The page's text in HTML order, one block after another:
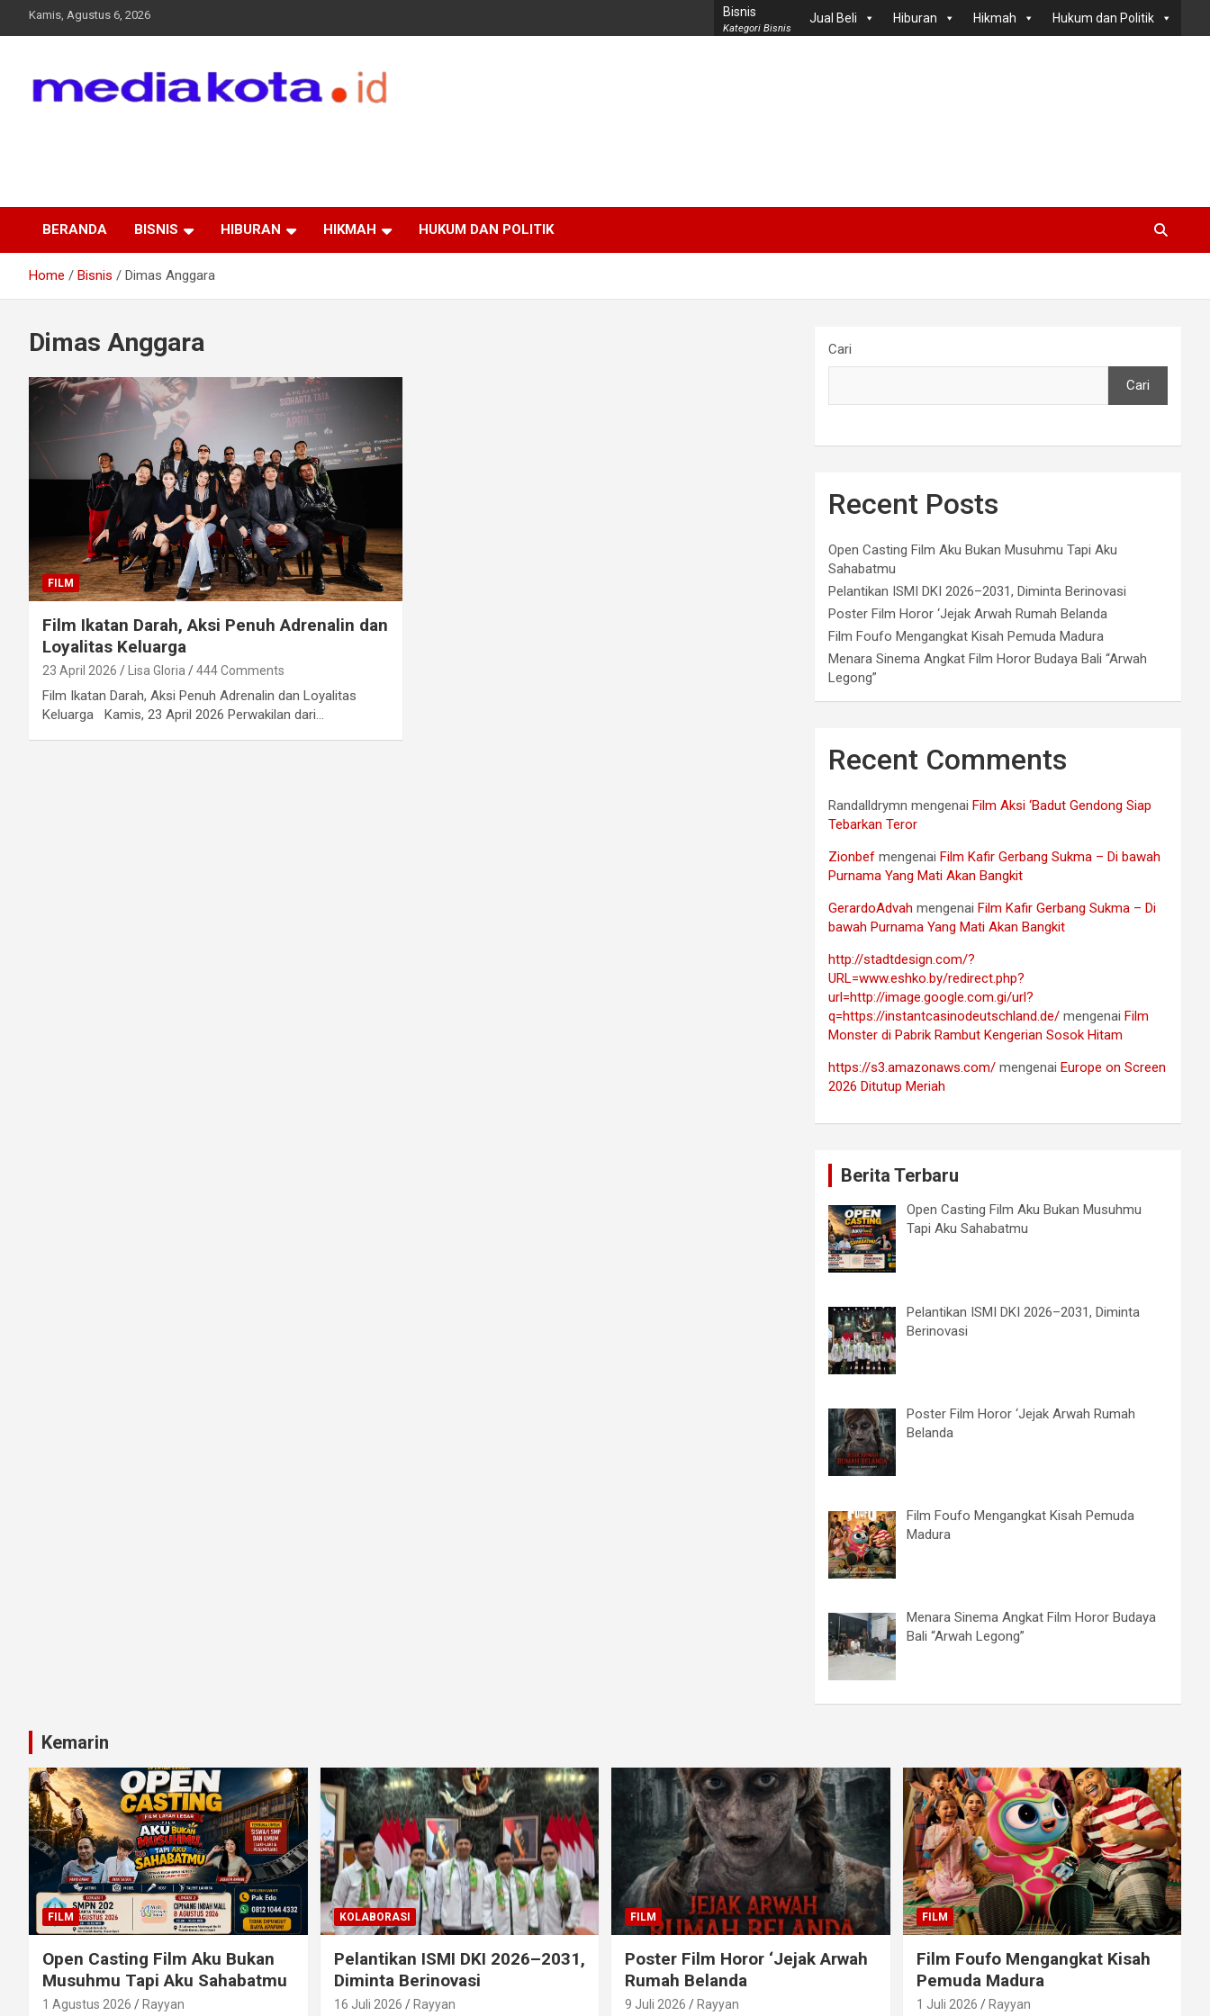
Kamis, Agustus 6, 2026 Bisnis
Kategori Bisnis
Jual Beli Hiburan Hikmah Hukum dan Politik
BERANDA BISNIS HIBURAN HIKMAH HUKUM DAN POLITIK
Home Bisnis Dimas Anggara
Dimas Anggara
FILM
Film Ikatan Darah, Aksi Penuh Adrenalin dan
Loyalitas Keluarga
23 April 2026 Lisa Gloria 444 Comments
Film Ikatan Darah, Aksi Penuh Adrenalin dan Loyalitas
Keluarga Kamis, 23 April 2026 Perwakilan dari…
Cari
Cari
Recent Posts
Open Casting Film Aku Bukan Musuhmu Tapi Aku
Sahabatmu
Pelantikan ISMI DKI 2026–2031, Diminta Berinovasi
Poster Film Horor ‘Jejak Arwah Rumah Belanda
Film Foufo Mengangkat Kisah Pemuda Madura
Menara Sinema Angkat Film Horor Budaya Bali “Arwah
Legong”
Recent Comments
Randalldrymn mengenai Film Aksi ‘Badut Gendong Siap
Tebarkan Teror
Zionbef mengenai Film Kafir Gerbang Sukma – Di bawah
Purnama Yang Mati Akan Bangkit
GerardoAdvah mengenai Film Kafir Gerbang Sukma – Di
bawah Purnama Yang Mati Akan Bangkit
http://stadtdesign.com/?
URL=www.eshko.by/redirect.php?
url=http://image.google.com.gi/url?
q=https://instantcasinodeutschland.de/ mengenai Film
Monster di Pabrik Rambut Kengerian Sosok Hitam
https://s3.amazonaws.com/ mengenai Europe on Screen
2026 Ditutup Meriah
Berita Terbaru
Open Casting Film Aku Bukan Musuhmu
Tapi Aku Sahabatmu
Pelantikan ISMI DKI 2026–2031, Diminta
Berinovasi
Poster Film Horor ‘Jejak Arwah Rumah
Belanda
Film Foufo Mengangkat Kisah Pemuda
Madura
Menara Sinema Angkat Film Horor Budaya
Bali “Arwah Legong”
Kemarin
FILM
Open Casting Film Aku Bukan
Musuhmu Tapi Aku Sahabatmu
1 Agustus 2026 Rayyan
KOLABORASI
Pelantikan ISMI DKI 2026–2031,
Diminta Berinovasi
16 Juli 2026 Rayyan
FILM
Poster Film Horor ‘Jejak Arwah
Rumah Belanda
9 Juli 2026 Rayyan
FILM
Film Foufo Mengangkat Kisah
Pemuda Madura
1 Juli 2026 Rayyan